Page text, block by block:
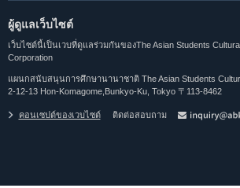
ผู้ดูแลเว็บไซต์
เว็บไซต์นี้เป็นเวบที่ดูแลร่วมกันของThe Asian Students
Corporation
แผนกสนับสนุนการศึกษานานาชาติ The Asian Students
2-12-13 Hon-Komagome,Bunkyo-Ku, Tokyo 〒113-8462
คอนเซปต์ของเวบไซต์ ติดต่อสอบถาม